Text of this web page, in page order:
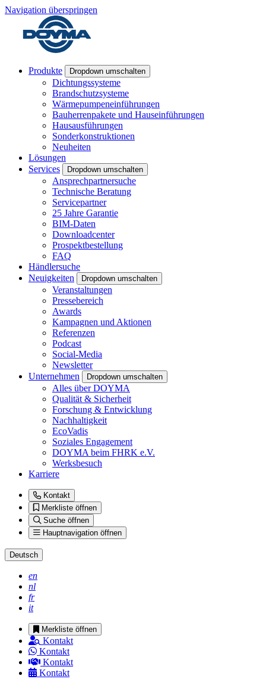
Navigation überspringen
Produkte Dropdown umschalten
Dichtungssysteme
Brandschutzsysteme
Wärmepumpeneinführungen
Bauherrenpakete und Hauseinführungen
Hausausführungen
Sonderkonstruktionen
Neuheiten
Lösungen
Services
Dropdown umschalten
Ansprechpartnersuche
Technische Beratung
Servicepartner
25 Jahre Garantie
BIM-Daten
Downloadcenter
Prospektbestellung
FAQ
Händlersuche
Neuigkeiten
Dropdown umschalten
Veranstaltungen
Pressebereich
Awards
Kampagnen und Aktionen
Referenzen
Podcast
Social-Media
Newsletter
Unternehmen
Dropdown umschalten
Alles über DOYMA
Qualität & Sicherheit
Forschung & Entwicklung
Nachhaltigkeit
EcoVadis
Soziales Engagement
DOYMA beim FHRK e.V.
Werksbesuch
Karriere
Kontakt
Merkliste öffnen
Suche öffnen
Hauptnavigation öffnen
Deutsch
en
nl
fr
it
Merkliste öffnen
Kontakt
Kontakt
Kontakt
Kontakt